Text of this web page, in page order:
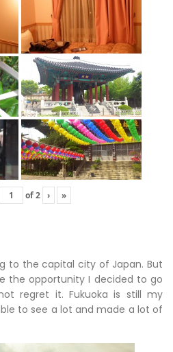
of2 › »
to the capital city of Japan. But
the opportunity I decided to go
regret it. Fukuoka is still my
to see a lot and made a lot of